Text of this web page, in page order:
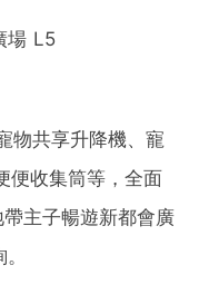
場 L5
物共享升降機、寵
便收集筒等，全面
主子暢遊新都會廣